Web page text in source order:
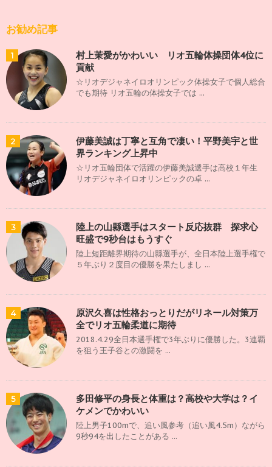
お勧め記事
1
村上茉愛がかわいい リオ五輪体操団体4位に
貢献
☆リオデジャネイロオリンピック体操女子で個人総合
でも期待 リオ五輪の体操女子では ...
2
伊藤美誠は丁寧と互角で凄い！平野美宇と世
界ランキング上昇中
☆リオ五輪団体で活躍の伊藤美誠選手は高校１年生
リオデジャネイロオリンピックの卓 ...
3
陸上の山縣選手はスタート反応抜群 探求心
旺盛で9秒台はもうすぐ
陸上短距離界期待の山縣選手が、全日本陸上選手権で
５年ぶり２度目の優勝を果たしまし ...
4
原沢久喜は性格おっとりだがリネール対策万
全でリオ五輪柔道に期待
2018.4.29全日本選手権で3年ぶりに優勝した。3連覇
を狙う王子谷との激闘を ...
5
多田修平の身長と体重は？高校や大学は？イ
ケメンでかわいい
陸上男子100mで、追い風参考（追い風4.5m）ながら
9秒94を出したことがある ...